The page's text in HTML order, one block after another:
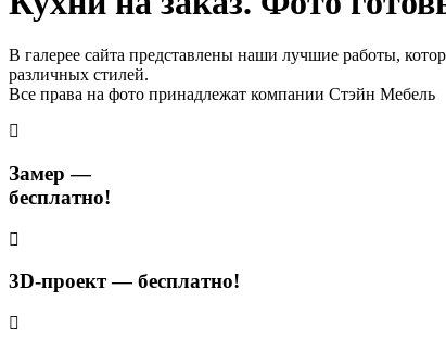
В галерее сайта представлены наши лучшие работы,
различных стилей.
Все права на фото принадлежат компании Стэйн Мебель
Замер —
бесплатно!
3D-проект — бесплатно!